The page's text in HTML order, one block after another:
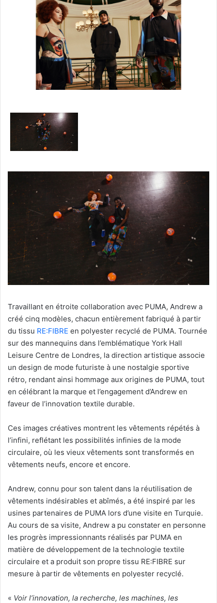
Travaillant en étroite collaboration avec PUMA, Andrew a
créé cinq modèles, chacun entièrement fabriqué à partir
du tissu RE:FIBRE en polyester recyclé de PUMA. Tournée
sur des mannequins dans l’emblématique York Hall
Leisure Centre de Londres, la direction artistique associe
un design de mode futuriste à une nostalgie sportive
rétro, rendant ainsi hommage aux origines de PUMA, tout
en célébrant la marque et l’engagement d’Andrew en
faveur de l’innovation textile durable.
Ces images créatives montrent les vêtements répétés à
l’infini, reflétant les possibilités infinies de la mode
circulaire, où les vieux vêtements sont transformés en
vêtements neufs, encore et encore.
Andrew, connu pour son talent dans la réutilisation de
vêtements indésirables et abîmés, a été inspiré par les
usines partenaires de PUMA lors d’une visite en Turquie.
Au cours de sa visite, Andrew a pu constater en personne
les progrès impressionnants réalisés par PUMA en
matière de développement de la technologie textile
circulaire et a produit son propre tissu RE:FIBRE sur
mesure à partir de vêtements en polyester recyclé.
« Voir l’innovation, la recherche, les machines, les